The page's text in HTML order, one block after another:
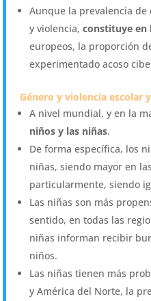
Aunque la prevalencia de
y violencia,constituye en
europeos, la proporción
experimentado acoso
Género y violencia escolar
A nivel mundial, y en la
niños y las niñas.
De forma específica, los
niñas, siendo mayor en
particularmente, siendo
Las niñas son más
sentido, en todas las
niñas informan recibir
niños.
Las niñas tienen más
y América del Norte, la